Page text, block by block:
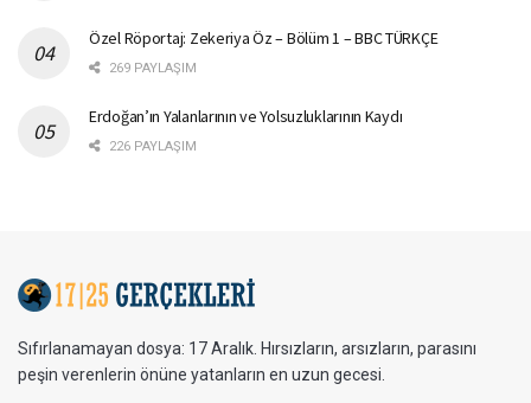
Özel Röportaj: Zekeriya Öz – Bölüm 1 – BBC TÜRKÇE
269 PAYLAŞIM
Erdoğan’ın Yalanlarının ve Yolsuzluklarının Kaydı
226 PAYLAŞIM
Sıfırlanamayan dosya: 17 Aralık. Hırsızların, arsızların, parasını
peşin verenlerin önüne yatanların en uzun gecesi.